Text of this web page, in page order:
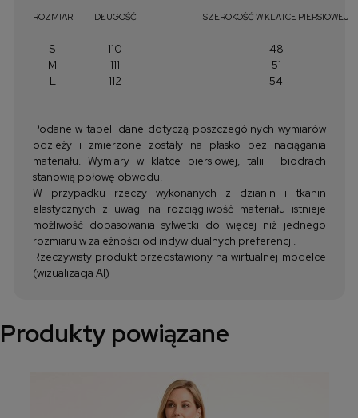
ROZMIAR DŁUGOŚĆ SZEROKOŚĆ W KLATCE PIERSIOWEJ
S 110
48
M
111
51
L
112 54
Podane w tabeli dane dotyczą poszczególnych wymiarów
odzieży i zmierzone zostały na płasko bez naciągania
materiału. Wymiary w klatce piersiowej, talii i biodrach
stanowią połowę obwodu.
W przypadku rzeczy wykonanych z dzianin i tkanin
elastycznych z uwagi na rozciągliwość materiału istnieje
możliwość dopasowania sylwetki do więcej niż jednego
rozmiaru w zależności od indywidualnych preferencji.
Rzeczywisty produkt przedstawiony na wirtualnej modelce
(wizualizacja AI)
Produkty powiązane